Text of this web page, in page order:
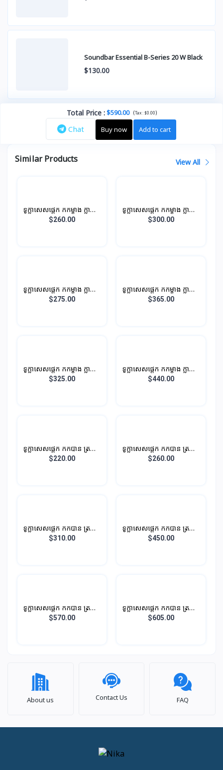
Soundbar Essential B-Series 20 W Black
$130.00
Total Price:$590.00 (Tax :$0.00)
Chat Buy now Add to cart
Similar Products View All
ទូក្លាសេសផ្តេក កកម្ខាង ក្លាស្សេ
ម្ខាង បណ្តោយ 0.96M 196L
$260.00
ទូក្លាសេសផ្តេក កកម្ខាង ក្លាស្សេ
ម្ខាង បណ្តោយ 1.1M 210L
$300.00
ទូក្លាសេសផ្តេក កកម្ខាង ក្លាស្សេ
ម្ខាង បណ្តោយ
$275.00
ទូក្លាសេសផ្តេក កកម្ខាង ក្លាស្សេ
ម្ខាង បណ្តោយ 1.2M 286L
$365.00
ទូក្លាសេសផ្តេក កកម្ខាង ក្លាស្សេ
ម្ខាង បណ្តោយ 1.2M 296L
$325.00
ទូក្លាសេសផ្តេក កកម្ខាង ក្លាស្សេ
ម្ខាង បណ្តោយ 1.4M 316L
$440.00
ទូក្លាសេសផ្តេក កកបាន ត្រជាក់
បាន
$220.00
ទូក្លាសេសផ្តេក កកបាន ត្រជាក់
បាន
$260.00
ទូក្លាសេសផ្តេក កកបាន ត្រជាក់
បាន
$310.00
ទូក្លាសេសផ្តេក កកបាន ត្រជាក់
បាន
$450.00
ទូក្លាសេសផ្តេក កកបាន ត្រជាក់
បាន
$570.00
ទូក្លាសេសផ្តេក កកបាន ត្រជាក់
បាន
$605.00
About us Contact Us FAQ